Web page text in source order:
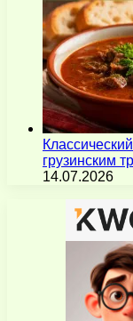
грузинским
14.07.2026